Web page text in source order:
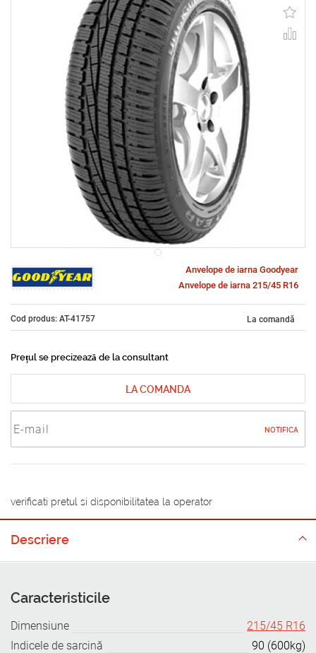
Anvelope de iarna Goodyear
Anvelope de iarna 215/45 R16
Cod produs: AT-41757 La comandă
Prețul se precizează de la consultant
LA COMANDA
NOTIFICA
verificati pretul si disponibilitatea la operator
Descriere
Caracteristicile
Dimensiune
215/45 R16
Indicele de sarcină
90 (600kg)